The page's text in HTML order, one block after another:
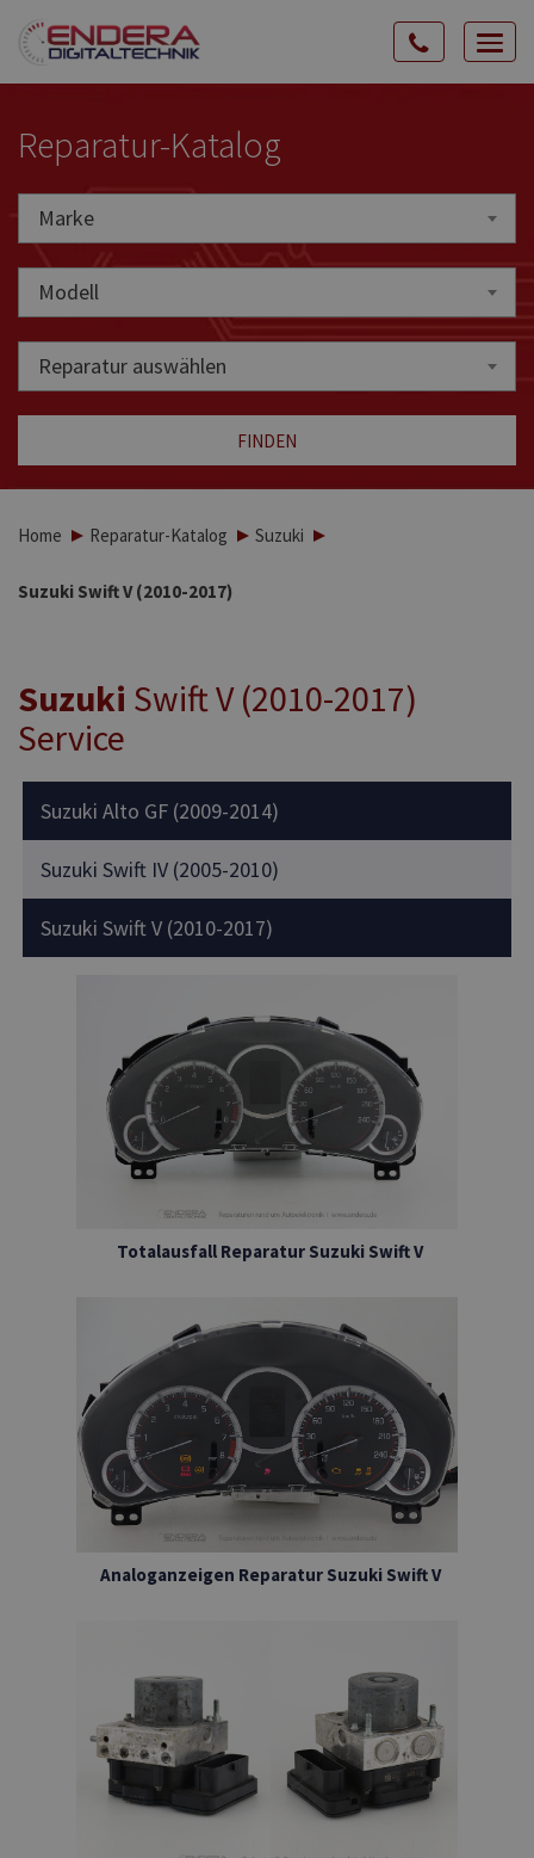
Reparatur-Katalog
MarkeMarke
Modell
Reparatur auswählen
FINDEN
Home Reparatur-Katalog Suzuki
Suzuki Swift V (2010-2017)
Suzuki Swift V (2010-2017)
Service
Suzuki Alto GF (2009-2014)
Suzuki Swift IV (2005-2010)
Suzuki Swift V (2010-2017)
Totalausfall Reparatur Suzuki Swift V
Analoganzeigen Reparatur Suzuki Swift V